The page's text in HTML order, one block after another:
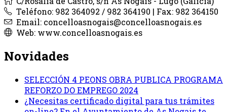
Teléfono: 982 364092 / 982 364190 | Fax: 982 364150
Email: concelloasnogais@concelloasnogais.es
Web: www.concelloasnogais.es
Novidades
SELECCIÓN 4 PEONS OBRA PUBLICA PROGRAMA
REFORZO DO EMPREGO 2024
¿Necesitas certificado digital para tus trámites